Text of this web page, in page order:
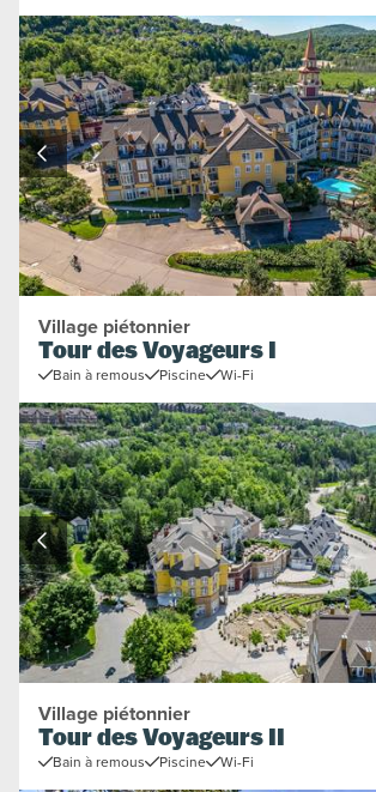
Village piétonnier
Tour des Voyageurs I
Bain à remous Piscine Wi-Fi
Village piétonnier
Tour des Voyageurs II
Bain à remous Piscine Wi-Fi